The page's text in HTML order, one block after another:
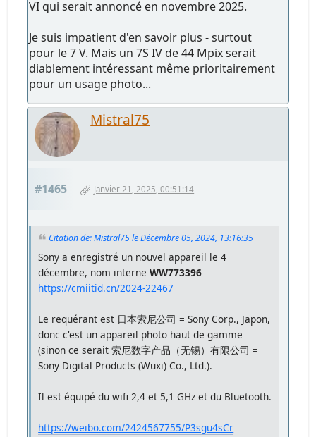
VI qui serait annoncé en novembre 2025.
Je suis impatient d'en savoir plus - surtout
pour le 7 V. Mais un 7S IV de 44 Mpix serait
diablement intéressant même prioritairement
pour un usage photo...
Mistral75
#1465 Janvier 21, 2025, 00:51:14
Citation de: Mistral75 le Décembre 05, 2024, 13:16:35
Sony a enregistré un nouvel appareil le 4
décembre, nom interneWW773396
https://cmiitid.cn/2024-22467
Le requérant est 日本索尼公司 = Sony Corp., Japon,
donc c'est un appareil photo haut de gamme
(sinon ce serait 索尼数字产品（无锡）有限公司 =
Sony Digital Products (Wuxi) Co., Ltd.).
Il est équipé du wifi 2,4 et 5,1 GHz et du Bluetooth.
https://weibo.com/2424567755/P3sgu4sCr